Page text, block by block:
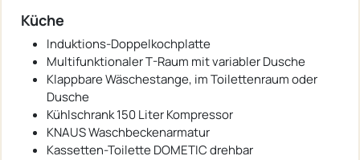
Küche
Induktions-Doppelkochplatte
Multifunktionaler T-Raum mit variabler Dusche
Klappbare Wäschestange, im Toilettenraum oder
Dusche
Kühlschrank 150 Liter Kompressor
KNAUS Waschbeckenarmatur
Kassetten-Toilette DOMETIC drehbar